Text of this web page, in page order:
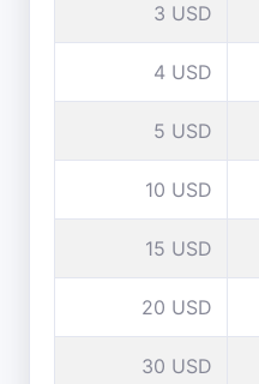
3 USD
4 USD
5 USD
10 USD
15 USD
20 USD
30 USD